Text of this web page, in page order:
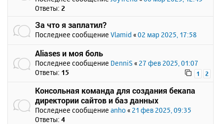
Ответы: 2
За что я заплатил?
Последнее сообщение Vlamid «02 мар 2025, 17:58
Aliases и моя боль
Последнее сообщение DenniS « 27 фев 2025, 01:07
Ответы: 15 1 2
Консольная команда для создания бекапа
директории сайтов и баз данных
Последнее сообщение anho « 21 фев 2025, 09:35
Ответы: 4